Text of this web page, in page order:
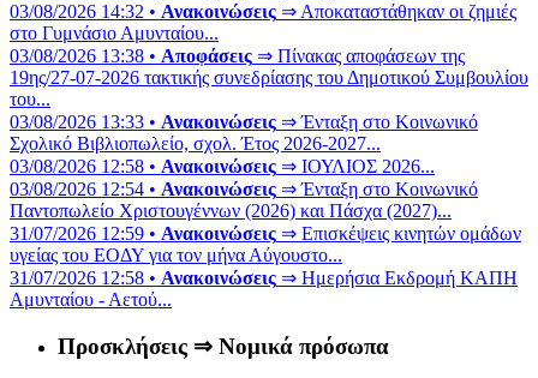
03/08/2026 14:32 • Ανακοινώσεις ⇒ Αποκαταστάθηκαν οι ζημιές
στο Γυμνάσιο Αμυνταίου...
03/08/2026 13:38 • Αποφάσεις ⇒ Πίνακας αποφάσεων της
19ης/27-07-2026 τακτικής συνεδρίασης του Δημοτικού Συμβουλίου
του...
03/08/2026 13:33 • Ανακοινώσεις ⇒ Ένταξη στο Κοινωνικό
Σχολικό Βιβλιοπωλείο, σχολ. Έτος 2026-2027...
03/08/2026 12:58 • Ανακοινώσεις ⇒ ΙΟΥΛΙΟΣ 2026...
03/08/2026 12:54 • Ανακοινώσεις ⇒ Ένταξη στο Κοινωνικό
Παντοπωλείο Χριστουγέννων (2026) και Πάσχα (2027)...
31/07/2026 12:59 • Ανακοινώσεις ⇒ Επισκέψεις κινητών ομάδων
υγείας του ΕΟΔΥ για τον μήνα Αύγουστο...
31/07/2026 12:58 • Ανακοινώσεις ⇒ Ημερήσια Εκδρομή ΚΑΠΗ
Αμυνταίου - Αετού...
Προσκλήσεις ⇒ Νομικά πρόσωπα